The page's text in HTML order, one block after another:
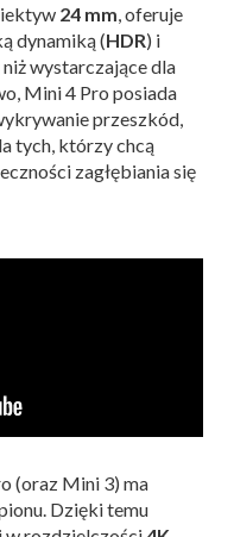
24 mm , oferuje
dynamiką (HDR) i
niż wystarczające dla
Mini 4 Pro posiada
przeszkód,
tych, którzy chcą
zagłębiania się
(oraz Mini 3) ma
Dzięki temu